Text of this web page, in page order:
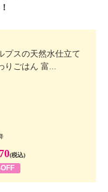
プスの天然水仕立て
りごはん 富...
(税込)